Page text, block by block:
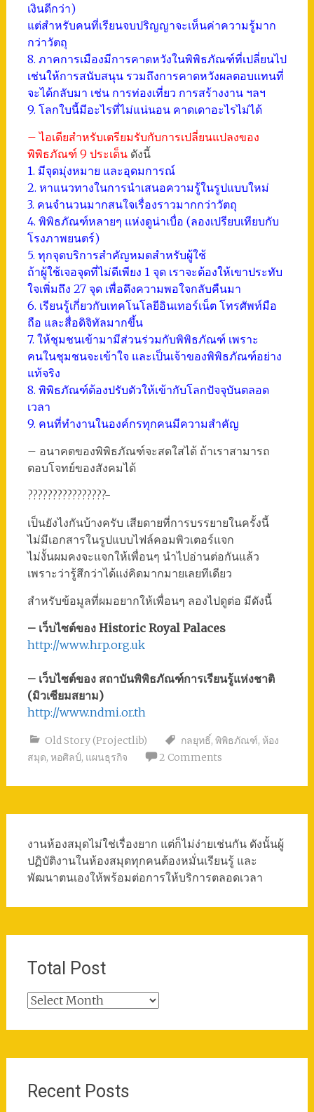
เงินดีกว่า)
แต่สำหรับคนที่เรียนจบปริญญาจะเห็นค่าความรู้มาก
กว่าวัตถุ
8. ภาคการเมืองมีการคาดหวังในพิพิธภัณฑ์ที่เปลี่ยนไป
เช่นให้การสนับสนุน รวมถึงการคาดหวังผลตอบแทนที่
จะได้กลับมา เช่น การท่องเที่ยว การสร้างงาน ฯลฯ
9. โลกใบนี้มีอะไรที่ไม่แน่นอน คาดเดาอะไรไม่ได้
– ไอเดียสำหรับเตรียมรับกับการเปลี่ยนแปลงของ
พิพิธภัณฑ์ 9 ประเด็นดังนี้
1. มีจุดมุ่งหมาย และอุดมการณ์
2. หาแนวทางในการนำเสนอความรู้ในรูปแบบใหม่
3. คนจำนวนมากสนใจเรื่องราวมากกว่าวัตถุ
4. พิพิธภัณฑ์หลายๆ แห่งดูน่าเบื่อ (ลองเปรียบเทียบกับ
โรงภาพยนตร์)
5. ทุกจุดบริการสำคัญหมดสำหรับผู้ใช้
ถ้าผู้ใช้เจอจุดที่ไม่ดีเพียง 1 จุด เราจะต้องให้เขาประทับ
ใจเพิ่มถึง 27 จุด เพื่อดึงความพอใจกลับคืนมา
6. เรียนรู้เกี่ยวกับเทคโนโลยีอินเทอร์เน็ต โทรศัพท์มือ
ถือ และสื่อดิจิทัลมากขึ้น
7. ให้ชุมชนเข้ามามีส่วนร่วมกับพิพิธภัณฑ์ เพราะ
คนในชุมชนจะเข้าใจ และเป็นเจ้าของพิพิธภัณฑ์อย่าง
แท้จริง
8. พิพิธภัณฑ์ต้องปรับตัวให้เข้ากับโลกปัจจุบันตลอด
เวลา
9. คนที่ทำงานในองค์กรทุกคนมีความสำคัญ
– อนาคตของพิพิธภัณฑ์จะสดใสได้ ถ้าเราสามารถ
ตอบโจทย์ของสังคมได้
????????????????-
เป็นยังไงกันบ้างครับ เสียดายที่การบรรยายในครั้งนี้
ไม่มีเอกสารในรูปแบบไฟล์คอมพิวเตอร์แจก
ไม่งั้นผมคงจะแจกให้เพื่อนๆ นำไปอ่านต่อกันแล้ว
เพราะว่ารู้สึกว่าได้แง่คิดมากมายเลยทีเดียว
สำหรับข้อมูลที่ผมอยากให้เพื่อนๆ ลองไปดูต่อ มีดังนี้
– เว็บไซต์ของ Historic Royal Palaces
http://www.hrp.org.uk
– เว็บไซต์ของ สถาบันพิพิธภัณฑ์การเรียนรู้แห่งชาติ
(มิวเซียมสยาม)
http://www.ndmi.or.th
Old Story (Projectlib) กลยุทธิ์, พิพิธภัณฑ์, ห้อง
สมุด, หอศิลป์, แผนธุรกิจ 2 Comments
งานห้องสมุดไม่ใช่เรื่องยาก แต่ก็ไม่ง่ายเช่นกัน ดังนั้นผู้
ปฏิบัติงานในห้องสมุดทุกคนต้องหมั่นเรียนรู้ และ
พัฒนาตนเองให้พร้อมต่อการให้บริการตลอดเวลา
Total Post
Total
Recent Posts